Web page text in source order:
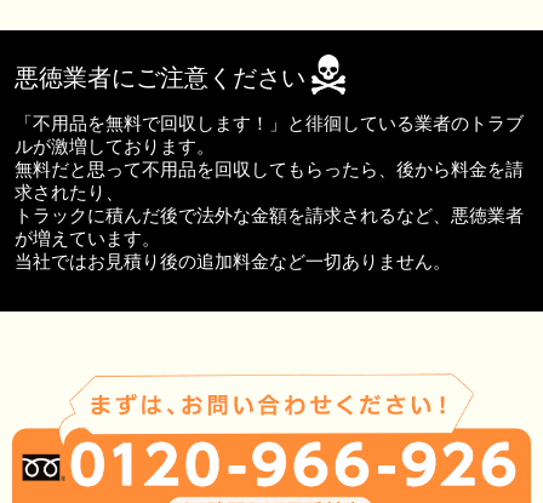
悪徳業者にご注意ください
「不用品を無料で回収します！」と徘徊している業者のトラブ
ルが激増しております。
無料だと思って不用品を回収してもらったら、後から料金を請
求されたり、
トラックに積んだ後で法外な金額を請求されるなど、悪徳業者
が増えています。
当社ではお見積り後の追加料金など一切ありません。